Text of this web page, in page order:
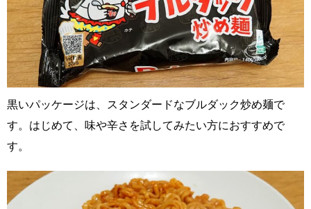
黒いパッケージは、スタンダードなブルダック炒め麺で
す。はじめて、味や辛さを試してみたい方におすすめで
す。